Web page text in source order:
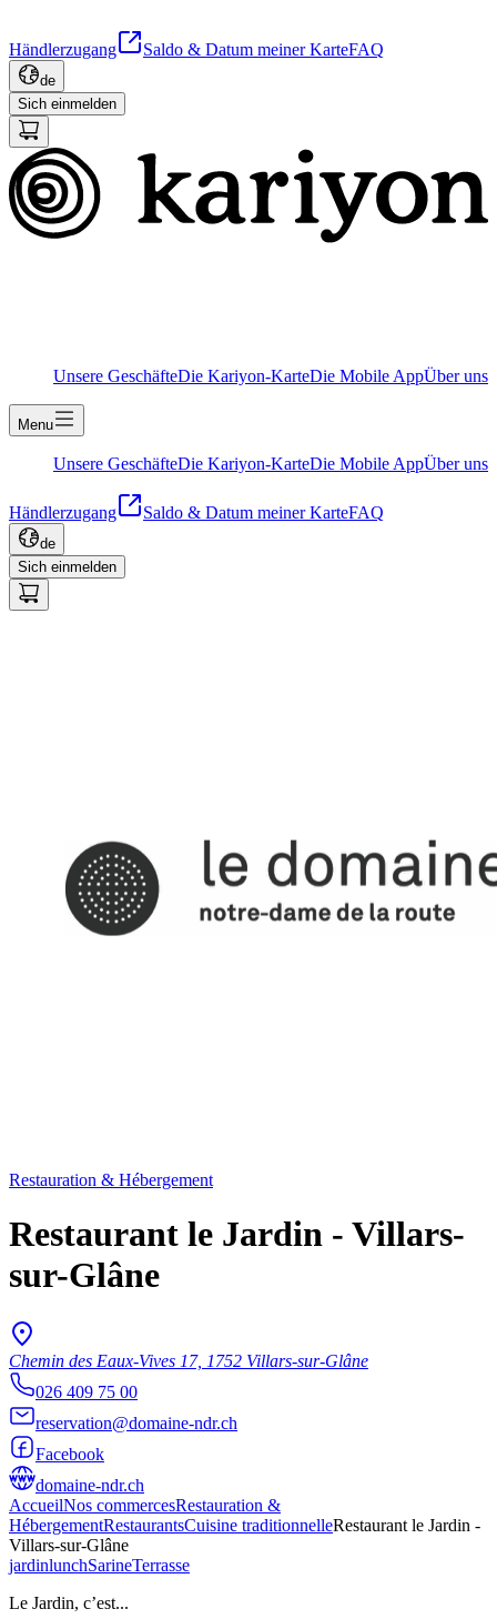
Händlerzugang Saldo & Datum meiner KarteFAQ
de
Sich einmelden
Unsere GeschäfteDie Kariyon-KarteDie Mobile AppÜber uns
Menu
Unsere GeschäfteDie Kariyon-KarteDie Mobile AppÜber uns
Händlerzugang Saldo & Datum meiner KarteFAQ
de
Sich einmelden
Restauration & Hébergement
Restaurant le Jardin - Villars-
sur-Glâne
Chemin des Eaux-Vives 17, 1752 Villars-sur-Glâne
026 409 75 00
reservation@domaine-ndr.ch
Facebook
domaine-ndr.ch
AccueilNos commercesRestauration &
HébergementRestaurantsCuisine traditionnelleRestaurant le Jardin -
Villars-sur-Glâne
jardinlunchSarineTerrasse
Le Jardin, c’est...